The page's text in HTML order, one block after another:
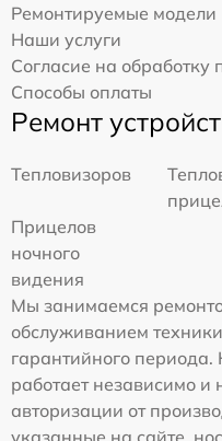
Ремонтируемые модели
Наши услуги
Согласие на
Способы оплаты
Ремонт
Тепловизоров
Прицелов
ночного
видения
Мы занимаемся
обслуживанием
гарантийного
работает независимо
авторизации от